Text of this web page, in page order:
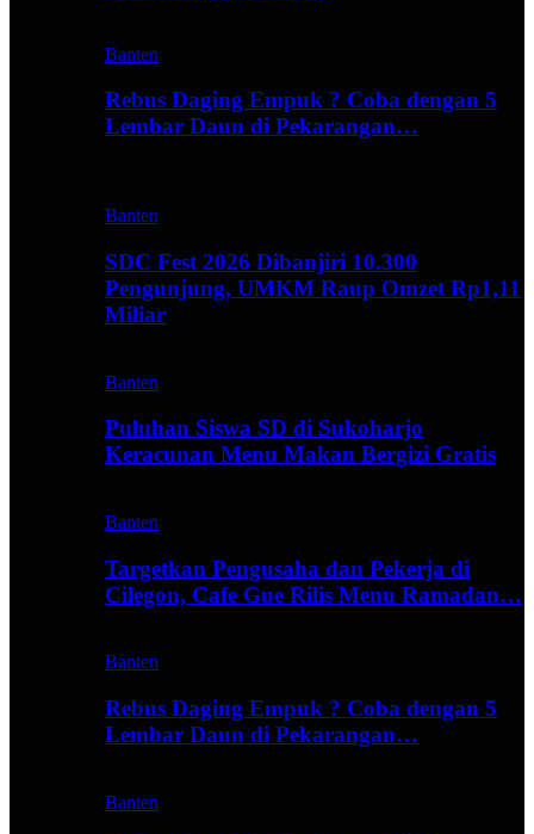
Banten
Rebus Daging Empuk ? Coba dengan 5
Lembar Daun di Pekarangan…
Banten
SDC Fest 2026 Dibanjiri 10.300
Pengunjung, UMKM Raup Omzet Rp1,11
Miliar
Banten
Puluhan Siswa SD di Sukoharjo
Keracunan Menu Makan Bergizi Gratis
Banten
Targetkan Pengusaha dan Pekerja di
Cilegon, Cafe Gue Rilis Menu Ramadan…
Banten
Rebus Daging Empuk ? Coba dengan 5
Lembar Daun di Pekarangan…
Banten